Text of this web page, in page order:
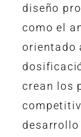
diseño
como el
orientado
crean los